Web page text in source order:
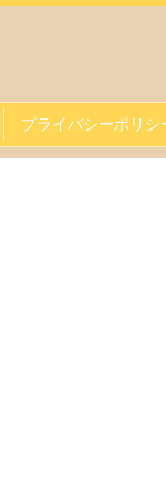
プライバシーポリシ